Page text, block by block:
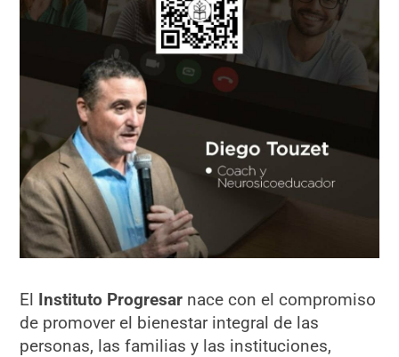
El Instituto Progresar nace con el compromiso
de promover el bienestar integral de las
personas, las familias y las instituciones,